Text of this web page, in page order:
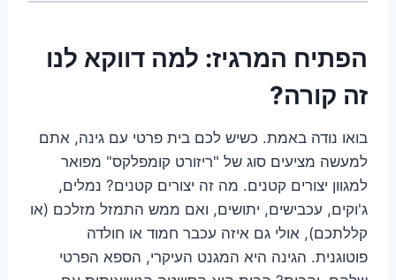
הפתיח המרגיז: למה דווקא לנו
זה קורה?
בואו נודה באמת. כשיש לכם בית פרטי עם גינה, אתם
למעשה מציעים סוג של "ריזורט קומפלקס" מפואר
למגוון יצורים קטנים. מה זה יצורים קטנים? נמלים,
ג'וקים, עכבישים, יתושים, ואם ממש התמזל מזלכם (או
קללתכם), אולי גם איזה עכבר חמוד או חולדה
פוטוגנית. הגינה היא המגנט העיקרי, הספא הפרטי